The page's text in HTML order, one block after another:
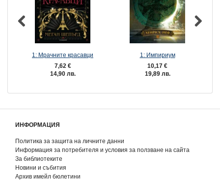
1: Мрачните красавци
7,62 €
14,90 лв.
1: Импириум
10,17 €
19,89 лв.
ИНФОРМАЦИЯ
Политика за защита на личните данни
Информация за потребителя и условия за ползване на сайта
За библиотеките
Новини и събития
Архив имейл бюлетини